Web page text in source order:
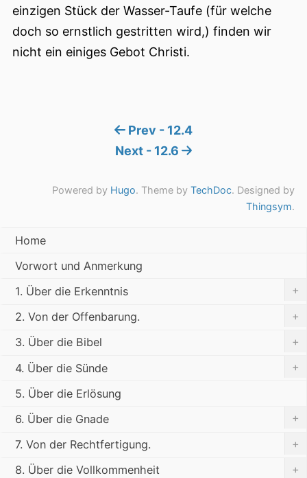
einzigen Stück der Wasser-Taufe (für welche
doch so ernstlich gestritten wird,) finden wir
nicht ein einiges Gebot Christi.
Prev - 12.4
Next - 12.6
Powered by Hugo. Theme by TechDoc. Designed by
Thingsym.
Home
Vorwort und Anmerkung
1. Über die Erkenntnis
+
2. Von der Offenbarung.
+
3. Über die Bibel
+
4. Über die Sünde
+
5. Über die Erlösung
6. Über die Gnade
+
7. Von der Rechtfertigung.
+
8. Über die Vollkommenheit
+